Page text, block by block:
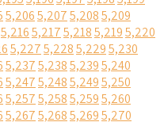
5,2065,2075,2085,209
5,2165,2175,2185,2195,220
5,2275,2285,2295,230
5,2375,2385,2395,240
5,2475,2485,2495,250
5,2575,2585,2595,260
5,2675,2685,2695,270